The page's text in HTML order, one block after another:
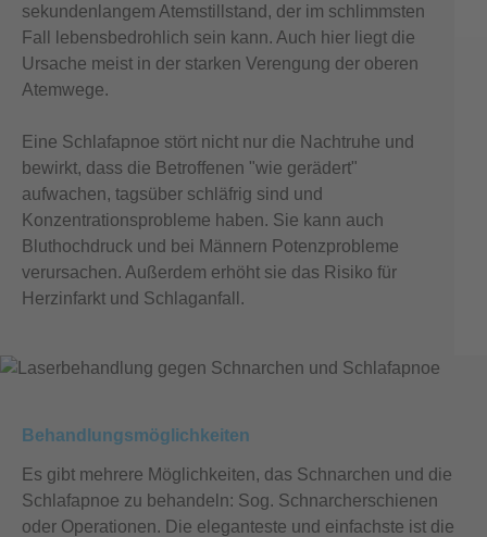
sekundenlangem Atemstillstand, der im schlimmsten
Fall lebensbedrohlich sein kann. Auch hier liegt die
Ursache meist in der starken Verengung der oberen
Atemwege.
Eine Schlafapnoe stört nicht nur die Nachtruhe und
bewirkt, dass die Betroffenen "wie gerädert"
aufwachen, tagsüber schläfrig sind und
Konzentrationsprobleme haben. Sie kann auch
Bluthochdruck und bei Männern Potenzprobleme
verursachen. Außerdem erhöht sie das Risiko für
Herzinfarkt und Schlaganfall.
Behandlungsmöglichkeiten
Es gibt mehrere Möglichkeiten, das Schnarchen und die
Schlafapnoe zu behandeln: Sog. Schnarcherschienen
oder Operationen. Die eleganteste und einfachste ist die